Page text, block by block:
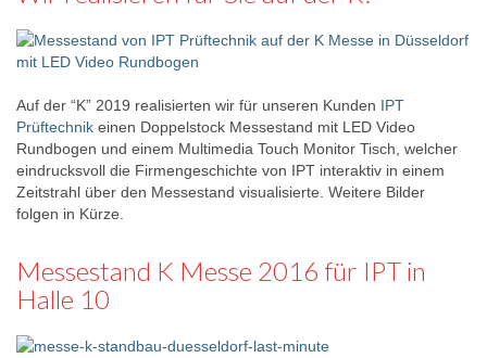
Auf der “K” 2019 realisierten wir für unseren Kunden IPT
Prüftechnik einen Doppelstock Messestand mit LED Video
Rundbogen und einem Multimedia Touch Monitor Tisch, welcher
eindrucksvoll die Firmengeschichte von IPT interaktiv in einem
Zeitstrahl über den Messestand visualisierte. Weitere Bilder
folgen in Kürze.
Messestand K Messe 2016 für IPT in
Halle 10